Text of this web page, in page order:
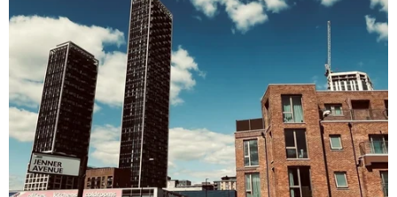
Việt Nam-Hoa Kỳ hướng tới quan hệ